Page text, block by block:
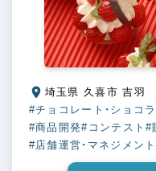
埼玉県 久喜市 吉羽
#チョコレート・ショコラ
#商品開発#コンテスト#
#店舗運営・マネジメント